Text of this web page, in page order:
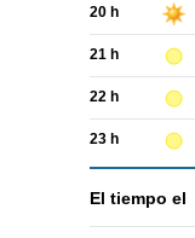
20 h
21 h
22 h
23 h
El tiempo el